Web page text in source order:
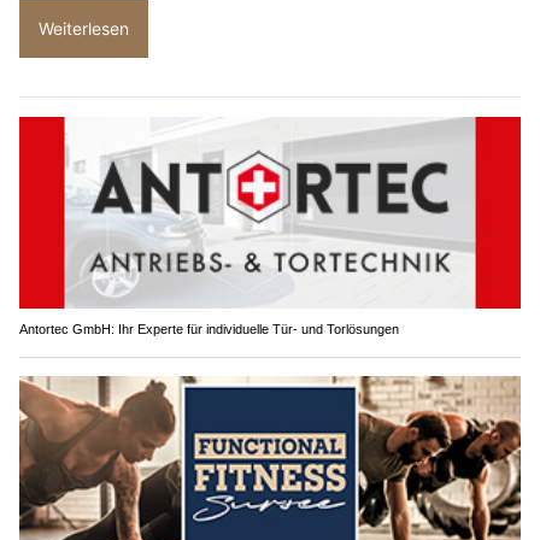
Weiterlesen
Antortec GmbH: Ihr Experte für individuelle Tür- und Torlösungen